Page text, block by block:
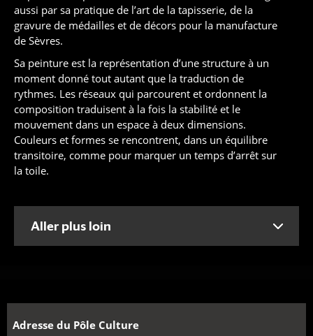
aussi par sa pratique de l’art de la tapisserie, de la
gravure de médailles et de décors pour la manufacture
de Sèvres.
Sa peinture est la représentation d’une structure à un
moment donné tout autant que la traduction de
rythmes. Les réseaux qui parcourent et ordonnent la
composition traduisent à la fois la stabilité et le
mouvement dans un espace à deux dimensions.
Couleurs et formes se rencontrent, dans un équilibre
transitoire, comme pour marquer un temps d’arrêt sur
la toile.
Aller plus loin
Adresse du Pôle Culture